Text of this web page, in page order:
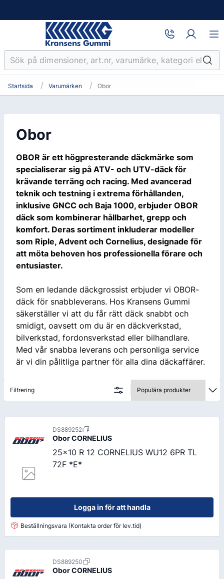
Startsida Varumärken Obor
Obor
OBOR är ett högpresterande däckmärke som
specialiserar sig på ATV- och UTV-däck för
krävande terräng och racing. Med avancerad
teknik och testning i extrema förhållanden,
inklusive GNCC och Baja 1000, erbjuder OBOR
däck som kombinerar hållbarhet, grepp och
komfort. Deras sortiment inkluderar modeller
som Riple, Advent och Cornelius, designade för
att möta behoven hos professionella förare och
entusiaster.
Som en ledande däckgrossist erbjuder vi OBOR-
däck för snabbleverans. Hos Kransens Gummi
säkerställer vi att du får rätt däck snabbt och
smidigt, oavsett om du är en däckverkstad,
bilverkstad, fordonsverkstad eller bilhandlare.
Med vår snabba leverans och personliga service
är vi din pålitliga partner för alla dina däckaffärer.
Filtrering
DS889252
OborCORNELIUS
25x10 R 12 CORNELIUS WU12 6PR TL
72F *E*
Logga in för att handla
Beställningsvara (Kontakta order för lev.tid)
DS889250
OborCORNELIUS